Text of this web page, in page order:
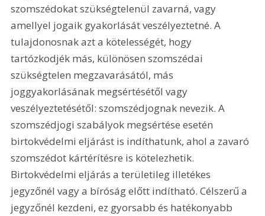
szomszédokat szükségtelenül zavarná, vagy
amellyel jogaik gyakorlását veszélyeztetné. A
tulajdonosnak azt a kötelességét, hogy
tartózkodjék más, különösen szomszédai
szükségtelen megzavarásától, más
joggyakorlásának megsértésétől vagy
veszélyeztetésétől: szomszédjognak nevezik. A
szomszédjogi szabályok megsértése esetén
birtokvédelmi eljárást is indíthatunk, ahol a zavaró
szomszédot kártérítésre is kötelezhetik.
Birtokvédelmi eljárás a területileg illetékes
jegyzőnél vagy a bíróság előtt indítható. Célszerű a
jegyzőnél kezdeni, ez gyorsabb és hatékonyabb